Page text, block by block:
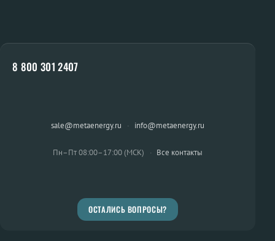
8 800 301 2407
sale@metaenergy.ru · info@metaenergy.ru
Пн–Пт 08:00–17:00 (МСК) · Все контакты
ОСТАЛИСЬ ВОПРОСЫ?